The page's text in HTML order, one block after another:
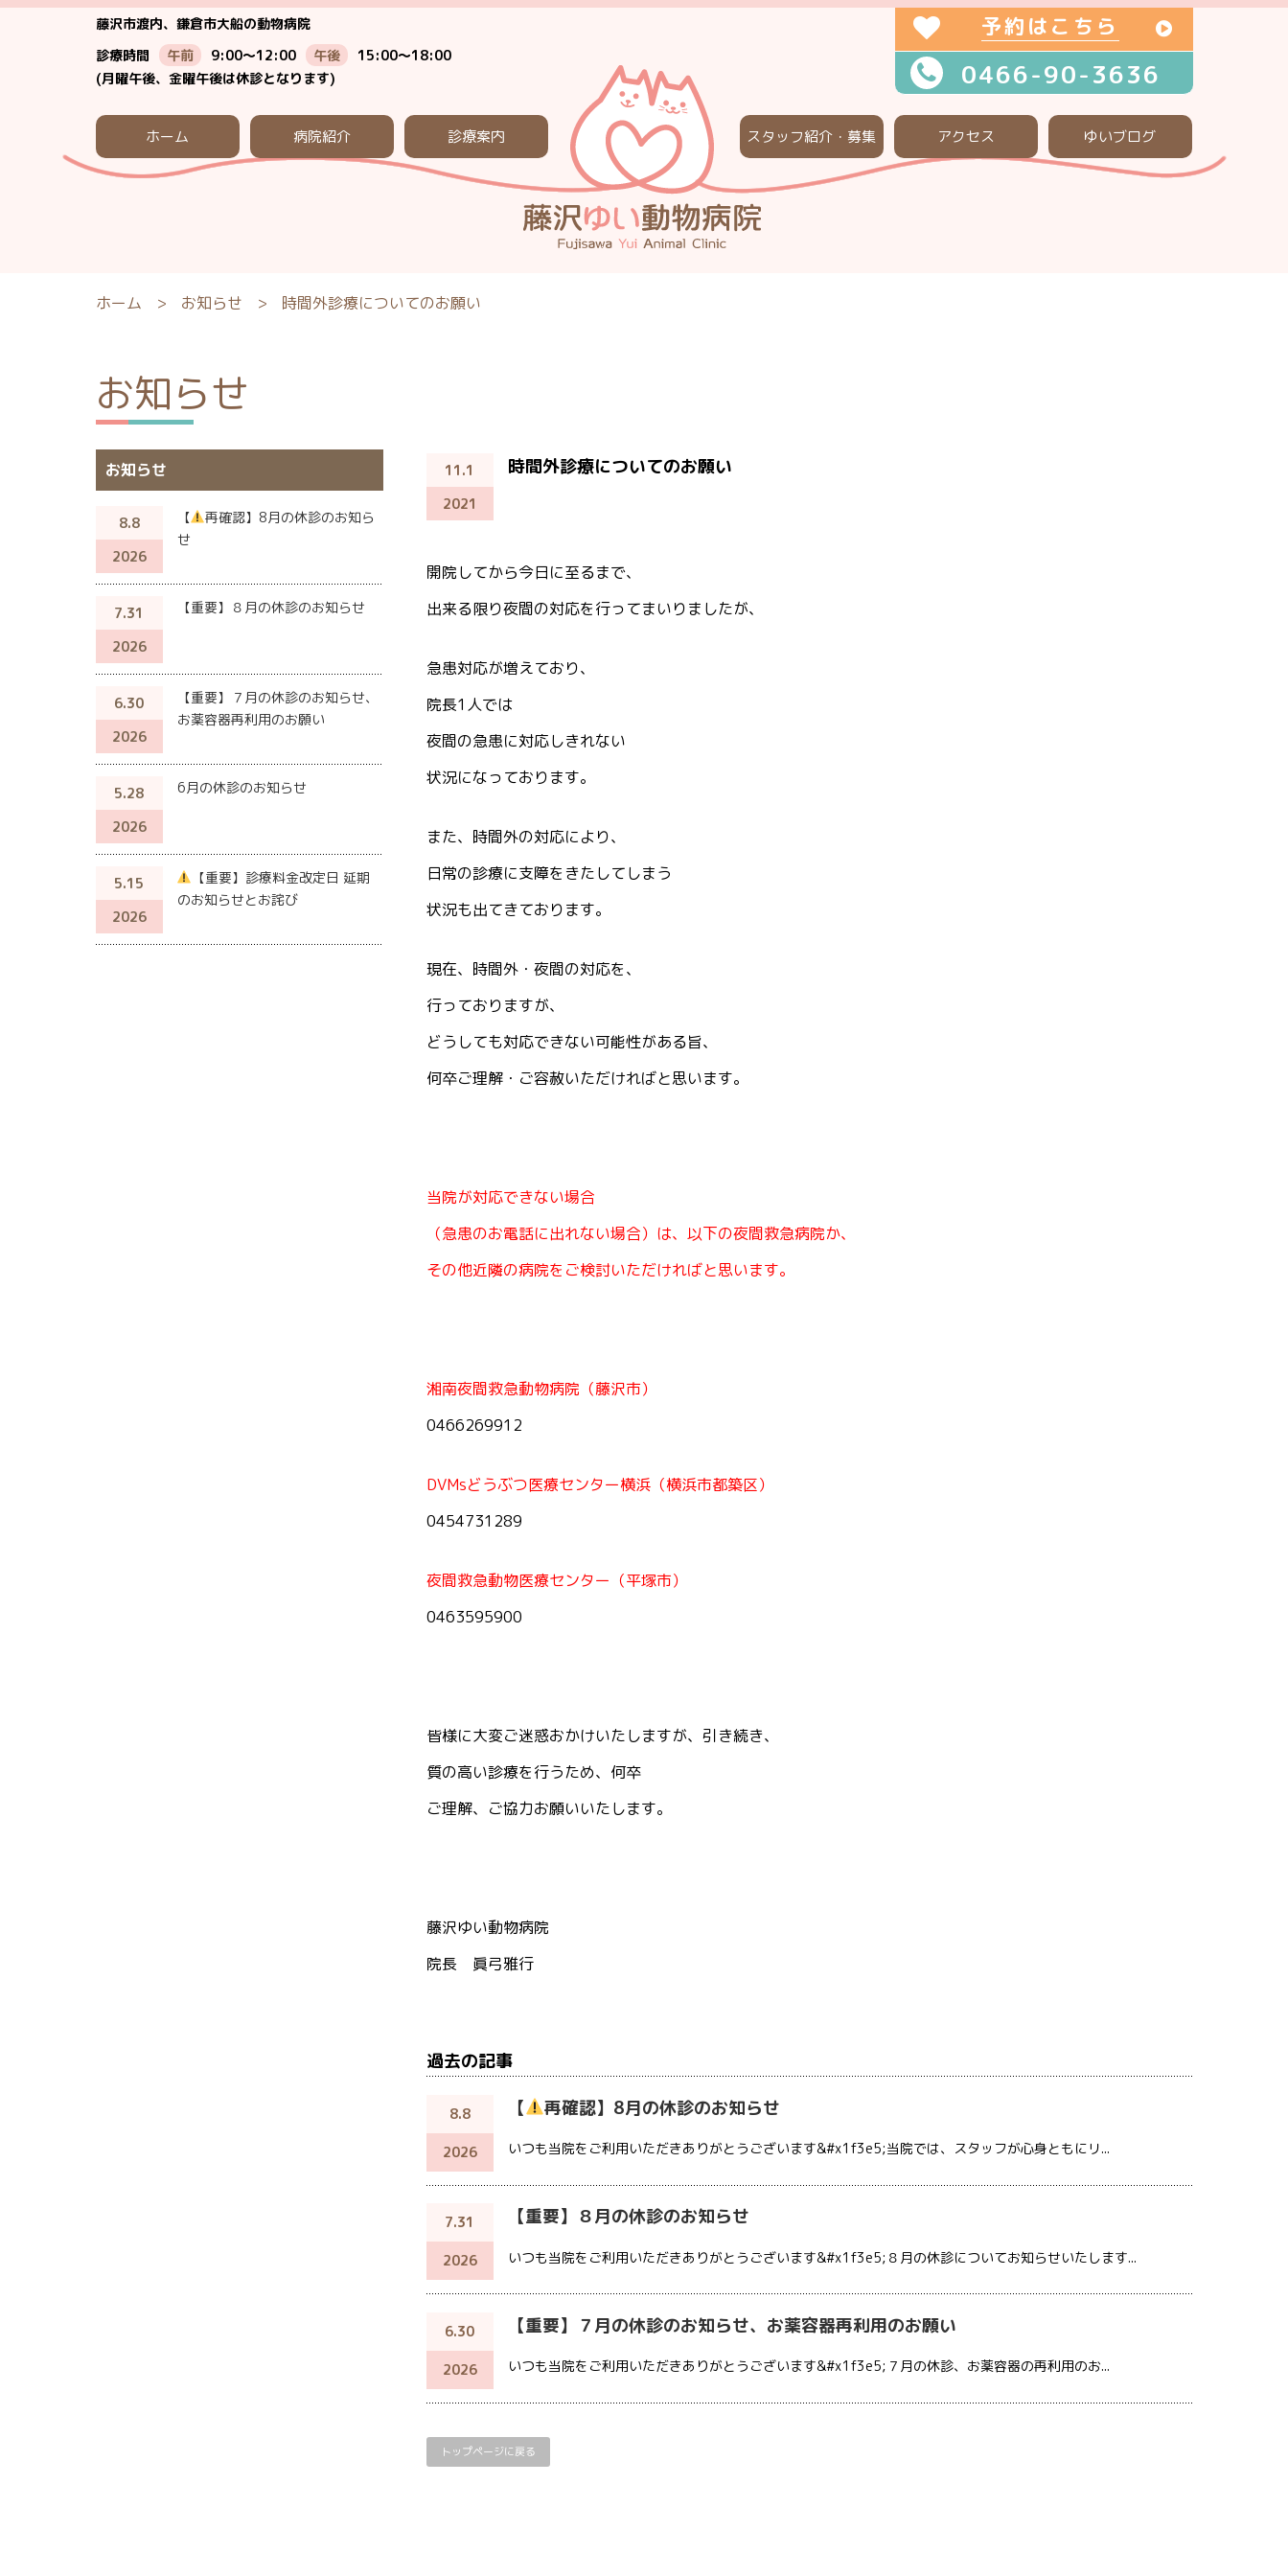
藤沢市渡内、鎌倉市大船の動物病院
診療時間
午前 9:00～12:00 午後
15:00～18:00
(月曜午後、金曜午後は休診となります)
予約はこちら
0466-90-3636
ホーム 病院紹介 診療案内 スタッフ紹介・募集 アクセス ゆいブログ
ホーム > お知らせ > 時間外診療についてのお願い
お知らせ
11.1
2021
時間外診療についてのお願い
開院してから今日に至るまで、
出来る限り夜間の対応を行ってまいりましたが、
急患対応が増えており、
院長1人では
夜間の急患に対応しきれない
状況になっております。
また、時間外の対応により、
日常の診療に支障をきたしてしまう
状況も出てきております。
現在、時間外・夜間の対応を、
行っておりますが、
どうしても対応できない可能性がある旨、
何卒ご理解・ご容赦いただければと思います。
当院が対応できない場合
（急患のお電話に出れない場合）は、以下の夜間救急病院か、
その他近隣の病院をご検討いただければと思います。
湘南夜間救急動物病院（藤沢市）
0466269912
DVMsどうぶつ医療センター横浜（横浜市都築区）
0454731289
夜間救急動物医療センター（平塚市）
0463595900
皆様に大変ご迷惑おかけいたしますが、引き続き、
質の高い診療を行うため、何卒
ご理解、ご協力お願いいたします。
藤沢ゆい動物病院
院長 眞弓雅行
過去の記事
8.8
2026
【 再確認】8月の休診のお知らせ
いつも当院をご利用いただきありがとうございます&#x1f3e5;当院では、スタッフが心身ともにリ...
7.31
2026
【重要】８月の休診のお知らせ
いつも当院をご利用いただきありがとうございます&#x1f3e5;８月の休診についてお知らせいたします...
6.30
2026
【重要】７月の休診のお知らせ、お薬容器再利用のお願い
いつも当院をご利用いただきありがとうございます&#x1f3e5;７月の休診、お薬容器の再利用のお...
トップページに戻る
お知らせ
8.8
2026
【
再確認】8月の休診のお知ら
せ
7.31
2026
【重要】８月の休診のお知らせ
6.30
2026
【重要】７月の休診のお知らせ、
お薬容器再利用のお願い
5.28
2026
6月の休診のお知らせ
5.15
2026
【重要】診療料金改定日 延期
のお知らせとお詫び